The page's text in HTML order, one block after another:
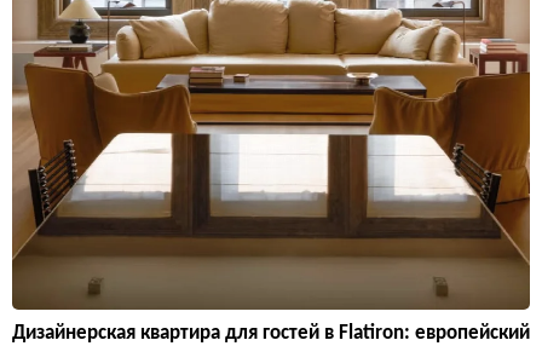
Дизайнерская квартира для гостей в Flatiron: европейский